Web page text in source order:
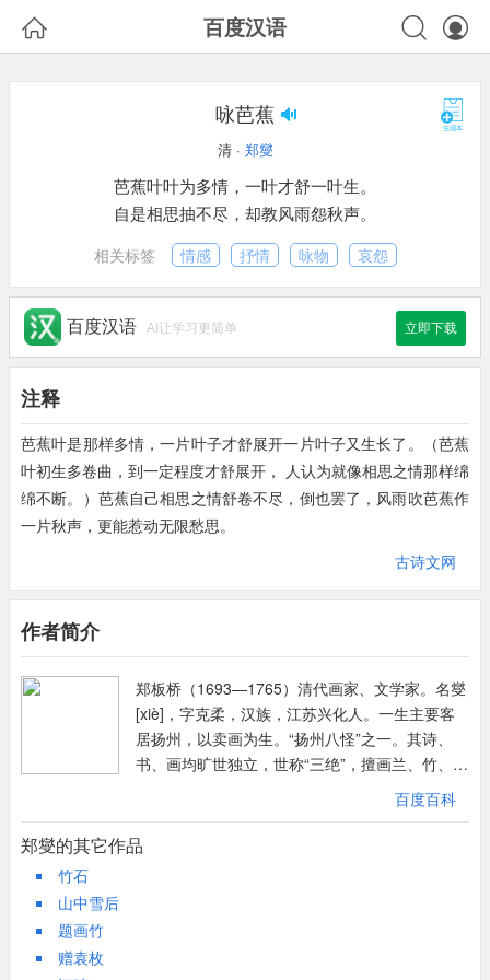
 百度汉语 

咏芭蕉
清 · 郑燮
芭蕉叶叶为多情，一叶才舒一叶生。
自是相思抽不尽，却教风雨怨秋声。
相关标签 情感 抒情 咏物 哀怨
百度汉语 AI让学习更简单 立即下载
注释
芭蕉叶是那样多情，一片叶子才舒展开一片叶子又生长了。（芭蕉
叶初生多卷曲，到一定程度才舒展开， 人认为就像相思之情那样绵
绵不断。）芭蕉自己相思之情舒卷不尽，倒也罢了，风雨吹芭蕉作
一片秋声，更能惹动无限愁思。
古诗文网
作者简介
郑板桥（1693—1765）清代画家、文学家。名燮
[xiè]，字克柔，汉族，江苏兴化人。一生主要客
居扬州，以卖画为生。“扬州八怪”之一。其诗、
书、画均旷世独立，世称“三绝”，擅画兰、竹、
石、松、菊等植物，其中画竹已五十余年，成就
最为突出。著有《板桥全集》。康熙秀才、雍正
举人、乾隆元年进士。中进士后曾历官河南范
百度百科
郑燮的其它作品
竹石
山中雪后
题画竹
赠袁枚